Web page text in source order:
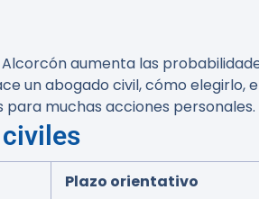
aumenta las
un abogado civil, cómo
muchas acciones personales.
Plazo orientativo